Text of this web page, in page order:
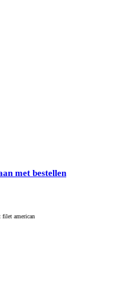
met bestellen
filet american